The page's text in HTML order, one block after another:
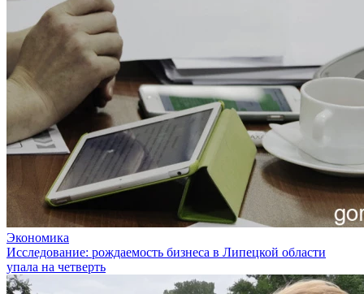
Экономика
Исследование: рождаемость бизнеса в Липецкой области
упала на четверть